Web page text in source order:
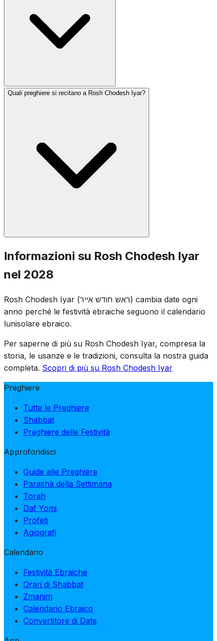
anch'essi a Iyar. Il mese è associato alla guarigione: le
lettere ebraiche di Iyar sono un acronimo di "Ani
Hashem Rofecha" (Io sono il Signore che ti guarisce).
Quali preghiere si recitano a Rosh Chodesh Iyar?
Si recitano le preghiere standard di Rosh Chodesh:
mezzo Hallel, Ya'aleh V'Yavo, la lettura della Torah e il
Mussaf. Poiché Rosh Chodesh Iyar cade durante il
servizi serali. Le usanze di semi-lutto dell'Omer restano
in vigore anche a Rosh Chodesh.
Informazioni su Rosh Chodesh Iyar
nel 2028
Rosh Chodesh Iyar (ראש חודש אייר) cambia date ogni
anno perché le festività ebraiche seguono il calendario
lunisolare ebraico.
Per saperne di più su Rosh Chodesh Iyar, compresa la
storia, le usanze e le tradizioni, consulta la nostra guida
completa. Scopri di più su Rosh Chodesh Iyar
Preghiere
Tutte le Preghiere
Shabbat
Preghiere delle Festività
Approfondisci
Guide alle Preghiere
Parashà della Settimana
Torah
Daf Yomi
Profeti
Agiografi
Calendario
Festività Ebraiche
Orari di Shabbat
Zmanim
Calendario Ebraico
Convertitore di Date